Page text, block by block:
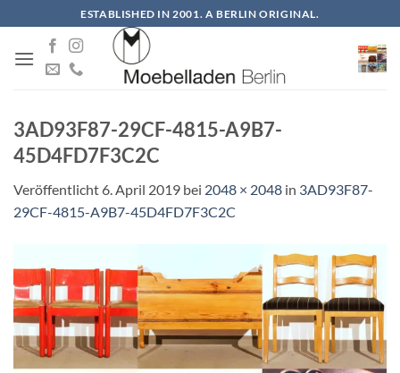
Inhalt
springen
ESTABLISHED IN 2001. A BERLIN ORIGINAL.
3AD93F87-29CF-4815-A9B7-
45D4FD7F3C2C
Veröffentlicht 6. April 2019 bei 2048 × 2048 in 3AD93F87-
29CF-4815-A9B7-45D4FD7F3C2C